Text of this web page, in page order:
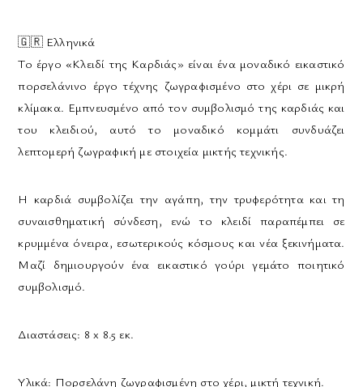
🇬🇷 Ελληνικά
Το έργο «Κλειδί της Καρδιάς» είναι ένα μοναδικό εικαστικό
πορσελάνινο έργο τέχνης ζωγραφισμένο στο χέρι σε μικρή
κλίμακα. Εμπνευσμένο από τον συμβολισμό της καρδιάς και
του κλειδιού, αυτό το μοναδικό κομμάτι συνδυάζει
λεπτομερή ζωγραφική με στοιχεία μικτής τεχνικής.
Η καρδιά συμβολίζει την αγάπη, την τρυφερότητα και τη
συναισθηματική σύνδεση, ενώ το κλειδί παραπέμπει σε
κρυμμένα όνειρα, εσωτερικούς κόσμους και νέα ξεκινήματα.
Μαζί δημιουργούν ένα εικαστικό γούρι γεμάτο ποιητικό
συμβολισμό.
Διαστάσεις: 8 x 8.5 εκ.
Υλικά: Πορσελάνη ζωγραφισμένη στο χέρι, μικτή τεχνική.